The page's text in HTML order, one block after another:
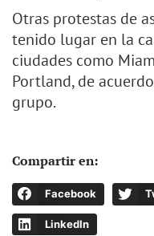
Otras protestas de
tenido lugar en la
ciudades como
Portland, de
grupo.
Compartir en:
Facebook
LinkedIn